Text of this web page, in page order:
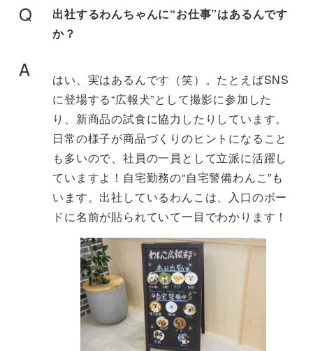
Q
出社するわんちゃんに“お仕事”はあるんです
か？
A
はい、実はあるんです（笑）。たとえばSNS
に登場する“広報犬”として撮影に参加した
り、新商品の試食に協力したりしています。
日常の様子が商品づくりのヒントになること
も多いので、社員の一員として立派に活躍し
ていますよ！自宅勤務の“自宅警備わんこ”も
います。出社しているわんこは、入口のボー
ドに名前が貼られていて一目でわかります！